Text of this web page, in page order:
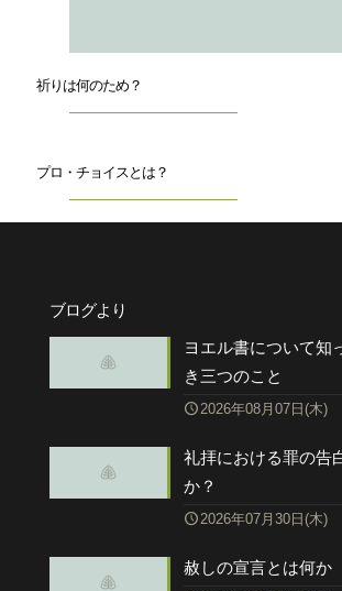
祈りは何のため？
プロ・チョイスとは？
ブログより
ヨエル書について知
き三つのこと
2026年08月07日(木)
礼拝における罪の告
か？
2026年07月30日(木)
赦しの宣言とは何か